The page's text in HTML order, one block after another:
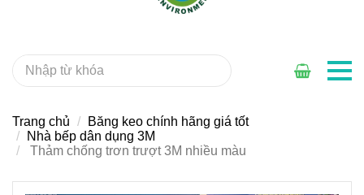
Trang chủ
Băng keo chính hãng giá tốt
Nhà bếp dân dụng 3M
Thảm chống trơn trượt 3M nhiều màu